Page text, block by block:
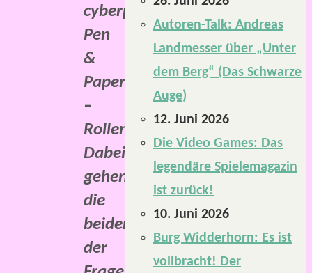
cyberpunkigen
Pen
&
Paper
–
Rollenspiel.
Dabei
gehen
die
beiden
der
Autoren-Talk: Andreas
Landmesser über „Unter
dem Berg“ (Das Schwarze
Auge)
12. Juni 2026
Die Video Games: Das
legendäre Spielemagazin
ist zurück!
10. Juni 2026
Burg Widderhorn: Es ist
vollbracht! Der